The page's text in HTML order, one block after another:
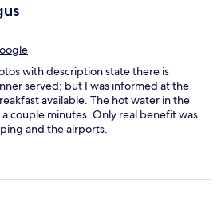
with description state there is
served; but I was informed at the
available. The hot water in the
couple minutes. Only real benefit was
and the airports.